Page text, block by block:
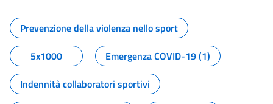
Tutti i contenuti della pagina
Prevenzione della violenza nello sport
5x1000
Emergenza COVID-19 (1)
Indennità collaboratori sportivi